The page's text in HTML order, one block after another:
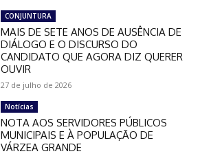
CONJUNTURA
MAIS DE SETE ANOS DE AUSÊNCIA DE
DIÁLOGO E O DISCURSO DO
CANDIDATO QUE AGORA DIZ QUERER
OUVIR
27 de julho de 2026
Notícias
NOTA AOS SERVIDORES PÚBLICOS
MUNICIPAIS E À POPULAÇÃO DE
VÁRZEA GRANDE